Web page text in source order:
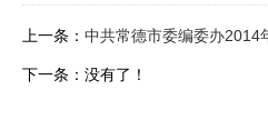
上一条： 中共常德市委编委办2014
下一条：没有了！